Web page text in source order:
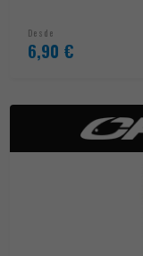
Desde
6,90 €